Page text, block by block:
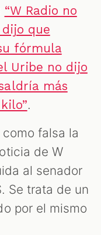
“W Radio no
que
fórmula
Uribe no dijo
más
.
falsa la
de W
al senador
Se trata de un
por el mismo